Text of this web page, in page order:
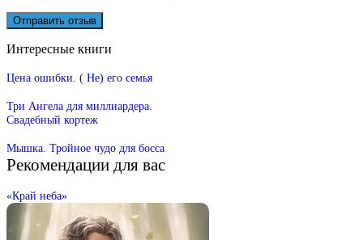
Интересные книги
Цена ошибки. ( Не) его семья
Три Ангела для миллиардера.
Свадебный кортеж
Мышка. Тройное чудо для босса
Рекомендации для вас
«Край неба»